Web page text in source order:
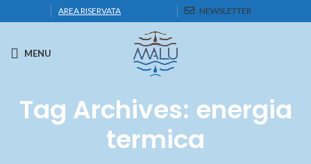
AREA RISERVATA NEWSLETTER
MENU
Tag Archives: energia
termica